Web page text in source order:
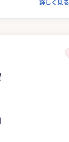
詳しく見る